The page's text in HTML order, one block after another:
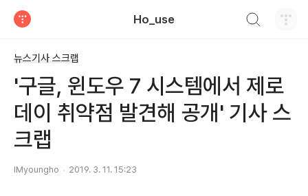
Ho_use
뉴스기사 스크랩
'구글, 윈도우 7 시스템에서 제로
데이 취약점 발견해 공개' 기사 스
크랩
IMyoungho 2019. 3. 11. 15:23